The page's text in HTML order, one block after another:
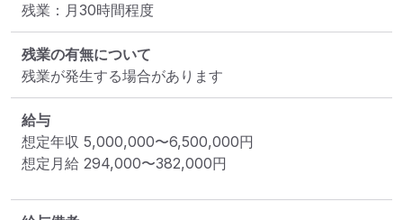
残業：月30時間程度
残業の有無について
残業が発生する場合があります
給与
想定年収 5,000,000〜6,500,000円
想定月給 294,000〜382,000円